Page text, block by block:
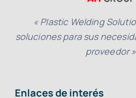
« Plastic Welding
soluciones para sus
proveedor »
Enlaces de interés